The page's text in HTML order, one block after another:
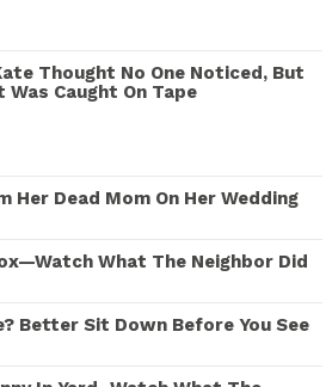
Thought No One Noticed, But
Was Caught On Tape
Her Dead Mom On Her Wedding
What The Neighbor Did
Better Sit Down Before You See